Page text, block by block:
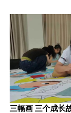
三幅画 三个成长